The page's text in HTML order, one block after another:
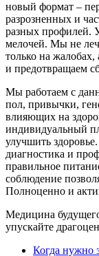
новый формат –
разрозненных и
разных профилей.
мелочей. Мы не
только на
и предотвращаем
Мы работаем с
пол, привычки,
влияющих на
индивидуальный
улучшить
диагностика и
правильное
соблюдение
Полноценно и
Медицина
упускайте
Когда нужно